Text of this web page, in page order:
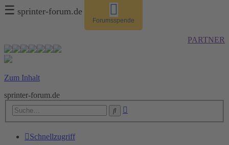
☰ sprinter-forum.de
Forumsspende
PARTNER
Zum Inhalt
sprinter-forum.de
Suche
Schnellzugriff